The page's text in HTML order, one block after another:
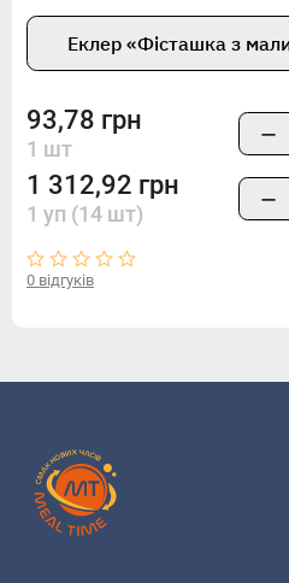
Еклер «Фісташка з
93,78 грн
1 шт
1 312,92 грн
1 уп (14 шт)
0 відгуків